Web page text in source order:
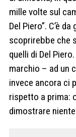
mille volte sul
Del Piero”. C’è
scoprirebbe che
quelli di Del
marchio – ad un
invece ancora ci
rispetto a prima:
dimostrare